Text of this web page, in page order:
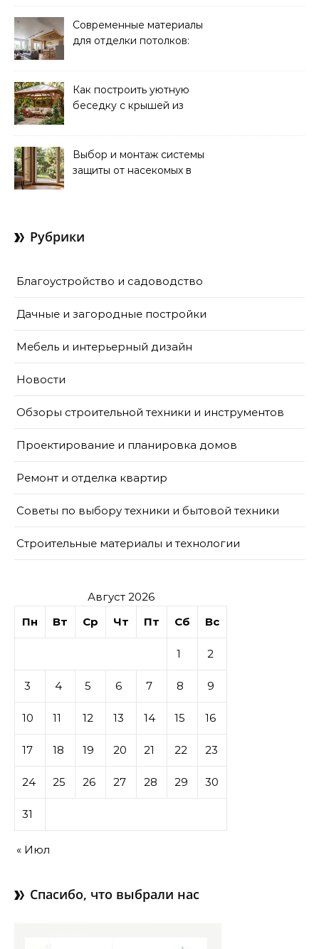
Современные материалы
для отделки потолков:
Как построить уютную
беседку с крышей из
Выбор и монтаж системы
защиты от насекомых в
Рубрики
Благоустройство и садоводство
Дачные и загородные постройки
Мебель и интерьерный дизайн
Новости
Обзоры строительной техники и инструментов
Проектирование и планировка домов
Ремонт и отделка квартир
Советы по выбору техники и бытовой техники
Строительные материалы и технологии
Август 2026
Пн
Вт Ср Чт Пт Сб Вс
1 2
3 4 5 6 7 8 9
10 11 12 13 14 15 16
17 18 19 20 21 22 23
24 25 26 27 28 29 30
31
« Июл
Спасибо, что выбрали нас